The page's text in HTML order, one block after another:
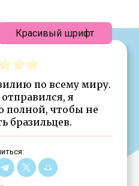
по всему миру.
я
полной, чтобы не
бразильцев.
Красивый шрифт